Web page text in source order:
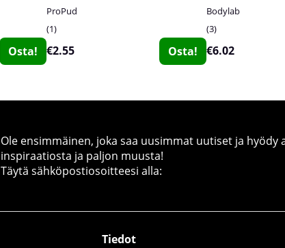
Osta!
ProPud
1
€2.55 Osta!
Bodylab
3
€6.02
Ole ensimmäinen, joka saa uusimmat uutiset ja
inspiraatiosta ja paljon muusta!
Täytä sähköpostiosoitteesi alla:
Tiedot